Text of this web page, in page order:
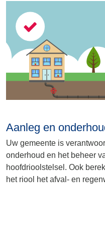
Aanleg en
Uw gemeente is
onderhoud en het beheer
hoofdrioolstelsel. Ook
het riool het afval- en